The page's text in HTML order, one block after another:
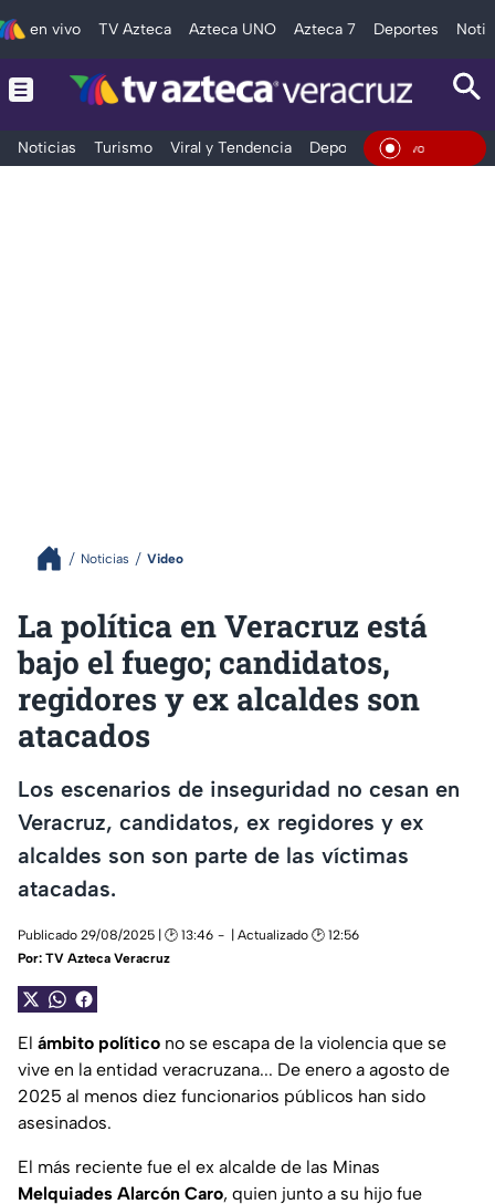
en vivo TV Azteca Azteca UNO Azteca 7 Deportes
Noticias Turismo Viral y Tendencia Deportes Espectáculos
En Vivo
Noticias Video
La política en Veracruz está
bajo el fuego; candidatos,
regidores y ex alcaldes son
atacados
Los escenarios de inseguridad no cesan en
Veracruz, candidatos, ex regidores y ex
alcaldes son son parte de las víctimas
atacadas.
Publicado 29/08/2025 | 🕑 13:46
| Actualizado 🕑 12:56
Por: TV Azteca Veracruz
El ámbito político no se escapa de la violencia que se
vive en la entidad veracruzana... De enero a agosto de
2025 al menos diez funcionarios públicos han sido
asesinados.
El más reciente fue el ex alcalde de las Minas
Melquiades Alarcón Caro, quien junto a su hijo fue